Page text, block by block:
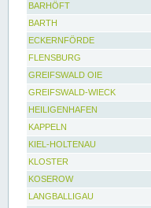
BARHÖFT
BARTH
ECKERNFÖRDE
FLENSBURG
GREIFSWALD OIE
GREIFSWALD-WIECK
HEILIGENHAFEN
KAPPELN
KIEL-HOLTENAU
KLOSTER
KOSEROW
LANGBALLIGAU